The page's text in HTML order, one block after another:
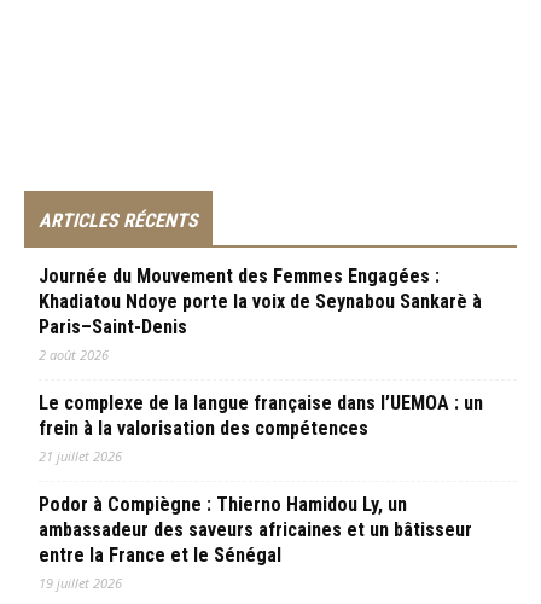
ARTICLES RÉCENTS
Journée du Mouvement des Femmes Engagées :
Khadiatou Ndoye porte la voix de Seynabou Sankarè à
Paris–Saint-Denis
2 août 2026
Le complexe de la langue française dans l’UEMOA : un
frein à la valorisation des compétences
21 juillet 2026
Podor à Compiègne : Thierno Hamidou Ly, un
ambassadeur des saveurs africaines et un bâtisseur
entre la France et le Sénégal
19 juillet 2026